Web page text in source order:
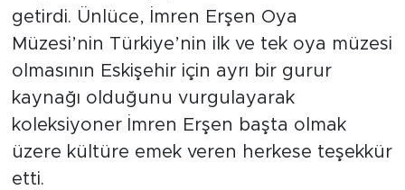
getirdi. Ünlüce, İmren Erşen Oya
Müzesi’nin Türkiye’nin ilk ve tek oya müzesi
olmasının Eskişehir için ayrı bir gurur
kaynağı olduğunu vurgulayarak
koleksiyoner İmren Erşen başta olmak
üzere kültüre emek veren herkese teşekkür
etti.